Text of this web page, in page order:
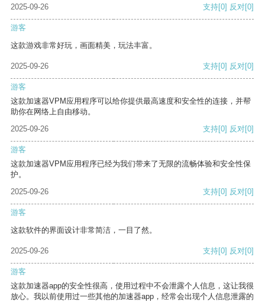
2025-09-26
支持[0] 反对[0]
游客
这款游戏非常好玩，画面精美，玩法丰富。
2025-09-26 支持[0] 反对[0]
游客
这款加速器VPM应用程序可以给你提供最高速度和安全性的连接，并帮
助你在网络上自由移动。
2025-09-26
支持[0] 反对[0]
游客
这款加速器VPM应用程序已经为我们带来了无限的流畅体验和安全性保
护。
2025-09-26
支持[0] 反对[0]
游客
这款软件的界面设计非常简洁，一目了然。
2025-09-26 支持[0] 反对[0]
游客
这款加速器app的安全性很高，使用过程中不会泄露个人信息，这让我很
放心。我以前使用过一些其他的加速器app，经常会出现个人信息泄露的